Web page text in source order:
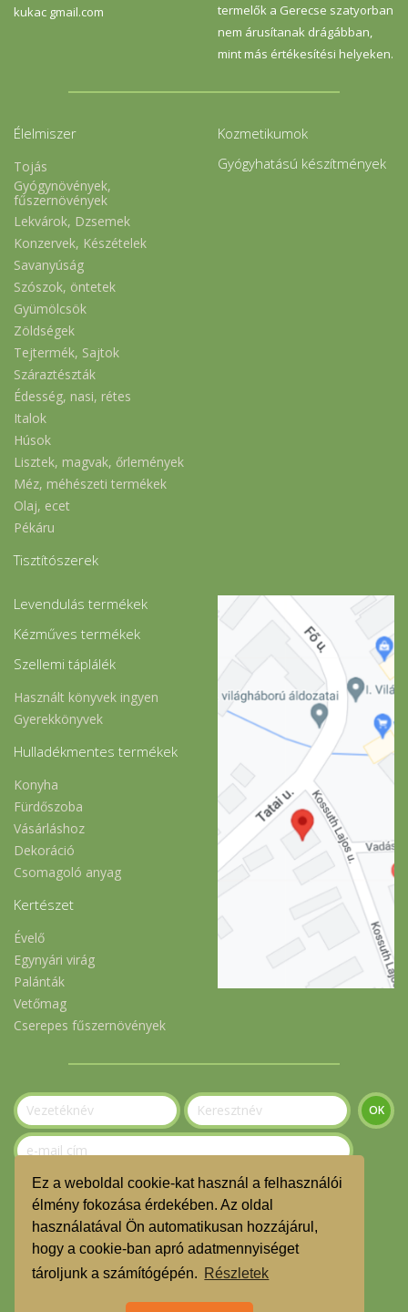
Ez a weboldal cookie-kat használ a felhasználói
élmény fokozása érdekében. Az oldal
használatával Ön automatikusan hozzájárul,
hogy a cookie-ban apró adatmennyiséget
tároljunk a számítógépén. Részletek
kukac gmail.com
termelők a Gerecse szatyorban
nem árusítanak drágábban,
mint más értékesítési helyeken.
Élelmiszer
Tojás
Gyógynövények,
fűszernövények
Lekvárok, Dzsemek
Konzervek, Készételek
Savanyúság
Szószok, öntetek
Gyümölcsök
Zöldségek
Tejtermék, Sajtok
Száraztészták
Édesség, nasi, rétes
Italok
Húsok
Lisztek, magvak, őrlemények
Méz, méhészeti termékek
Olaj, ecet
Pékáru
Tisztítószerek
Kozmetikumok
Gyógyhatású készítmények
Levendulás termékek
Kézműves termékek
Szellemi táplálék
Használt könyvek ingyen
Gyerekkönyvek
Hulladékmentes termékek
Konyha
Fürdőszoba
Vásárláshoz
Dekoráció
Csomagoló anyag
Kertészet
Évelő
Egynyári virág
Palánták
Vetőmag
Cserepes fűszernövények
Szeretnék feliratkozni a hírlevélre.
© Gerecse Szatyor Közösség 2023
ÁSZF
Adatvédelmi nyilatkozat